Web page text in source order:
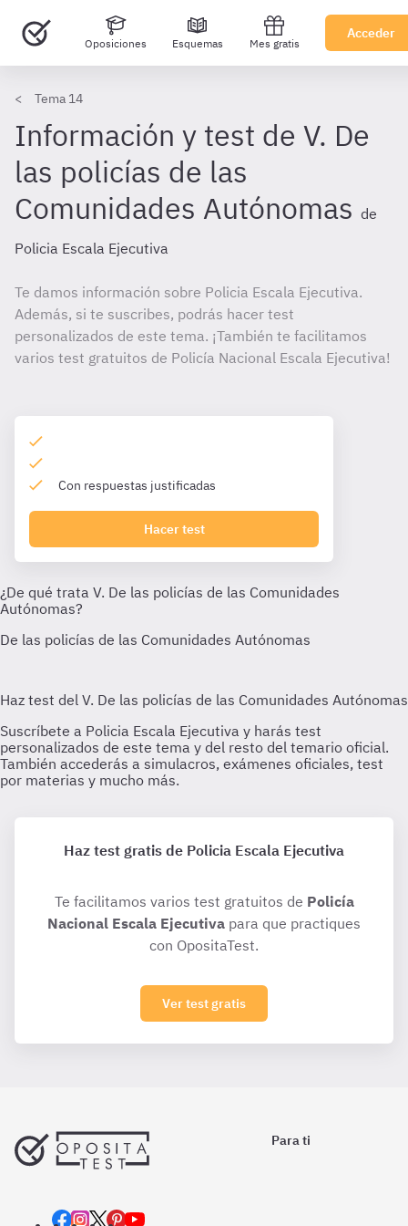
Oposiciones Esquemas Mes gratis
Acceder
Tema 14
Información y test de V. De
las policías de las
Comunidades Autónomas de
Policia Escala Ejecutiva
Te damos información sobre Policia Escala Ejecutiva.
Además, si te suscribes, podrás hacer test
personalizados de este tema. ¡También te facilitamos
varios test gratuitos de Policía Nacional Escala Ejecutiva!
Con respuestas justificadas
Hacer test
Haz test gratis de Policia Escala Ejecutiva
Te facilitamos varios test gratuitos de Policía
Nacional Escala Ejecutiva para que practiques
con OpositaTest.
Ver test gratis
Para ti